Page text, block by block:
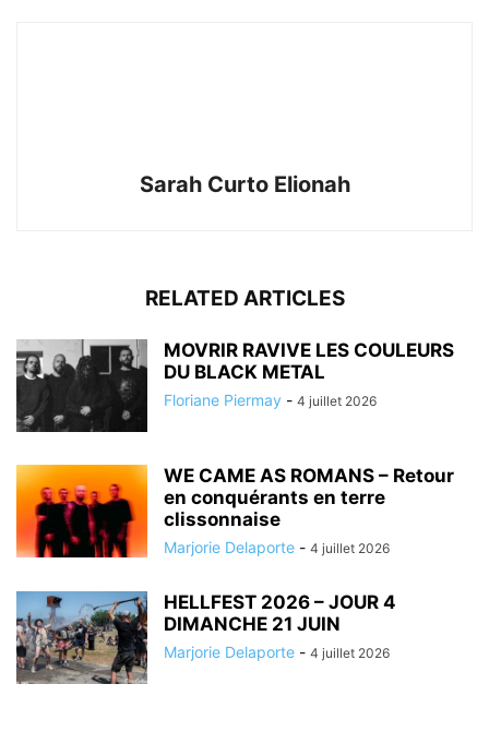
Sarah Curto Elionah
RELATED ARTICLES
MOVRIR RAVIVE LES COULEURS
DU BLACK METAL
Floriane Piermay - 4 juillet 2026
WE CAME AS ROMANS – Retour
en conquérants en terre
clissonnaise
Marjorie Delaporte - 4 juillet 2026
HELLFEST 2026 – JOUR 4
DIMANCHE 21 JUIN
Marjorie Delaporte - 4 juillet 2026